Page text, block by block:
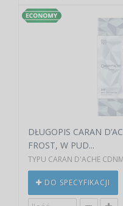
DŁUGOPIS CARAN
FROST, W PUD...
TYPU CARAN D'ACHE
DO SPECYFIKACJI